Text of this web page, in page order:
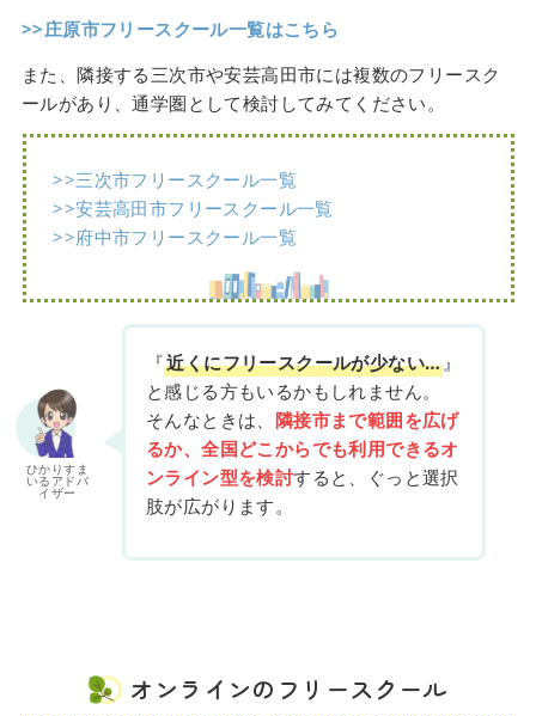
>>庄原市フリースクール一覧はこちら
また、隣接する三次市や安芸高田市には複数のフリースク
ールがあり、通学圏として検討してみてください。
>>三次市フリースクール一覧
>>安芸高田市フリースクール一覧
>>府中市フリースクール一覧
ひかりすま
いるアドバ
イザー
『近くにフリースクールが少ない…』
と感じる方もいるかもしれません。
そんなときは、 隣接市まで範囲を広げ
るか、全国どこからでも利用できるオ
ンライン型を検討すると、ぐっと選択
肢が広がります。
オンラインのフリースクール